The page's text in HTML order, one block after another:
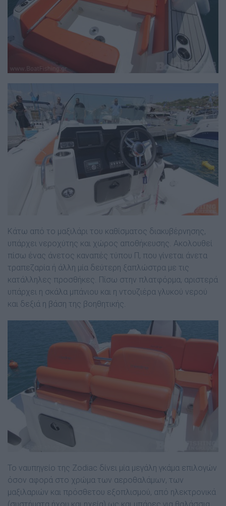
Κάτω από το µαξιλάρι του καθίσµατος διακυβέρνησης,
υπάρχει νεροχύτης και χώρος αποθήκευσης. Ακολουθεί
πίσω ένας άνετος καναπές τύπου Π, που γίνεται άνετα
τραπεζαρία ή άλλη µία δεύτερη ξαπλώστρα µε τις
κατάλληλες προσθήκες. Πίσω στην πλατφόρµα, αριστερά
υπάρχει η σκάλα µπάνιου και η ντουζιέρα γλυκού νερού
και δεξιά η βάση της βοηθητικής.
Το ναυπηγείο της Zodiac δίνει µία µεγάλη γκάµα επιλογών
όσον αφορά στο χρώµα των αεροθαλάµων, των
µαξιλαριών και πρόσθετου εξοπλισµού, από ηλεκτρονικά